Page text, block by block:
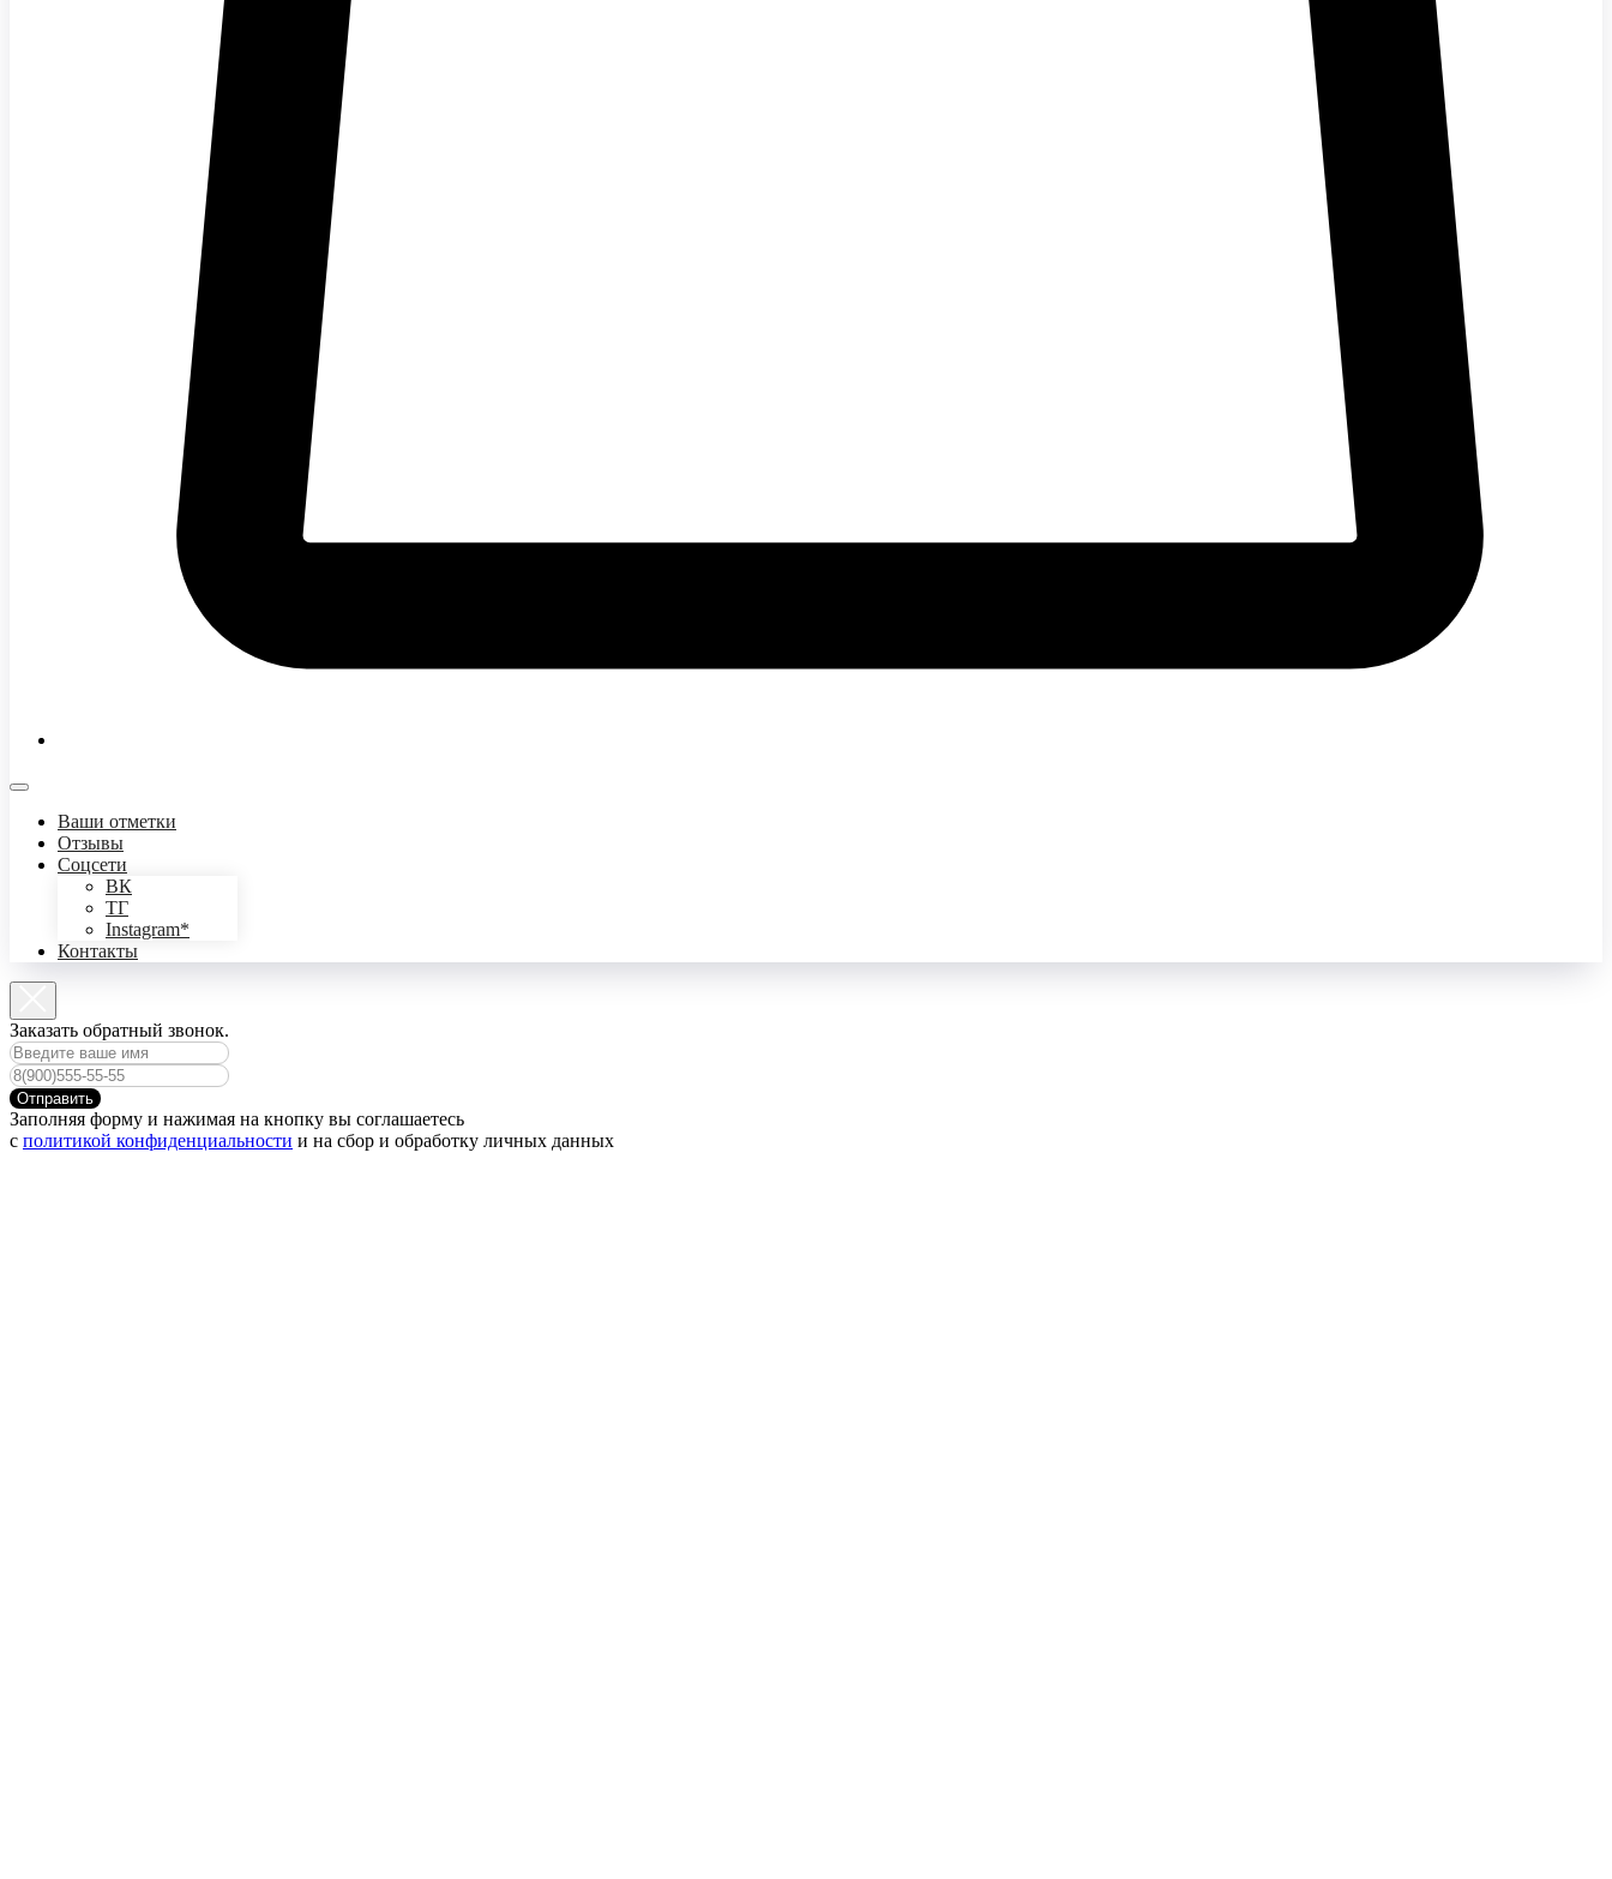
Ваши отметки
Отзывы
Соцсети
ВК
ТГ
Instagram*
Контакты
Заказать обратный звонок.
Отправить
Заполняя форму и нажимая на кнопку вы соглашаетесь
с политикой конфиденциальности и на сбор и обработку личных данных